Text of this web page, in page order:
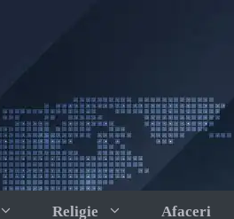
Religie Afaceri